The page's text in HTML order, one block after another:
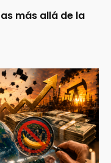
más allá de la